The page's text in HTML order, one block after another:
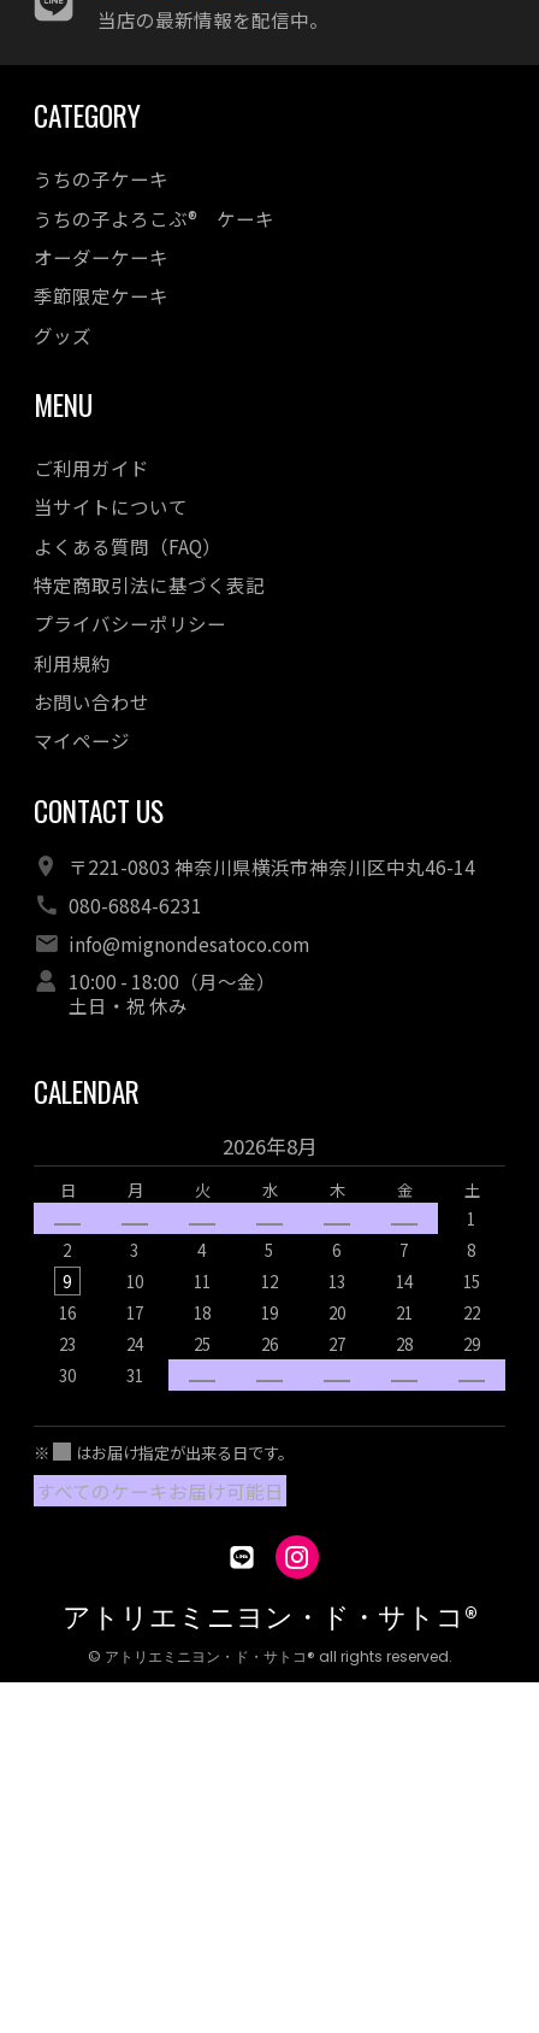
2023年10月
2023年09月
2023年08月
2023年06月
2023年05月
2023年04月
2023年03月
2023年02月
2022年12月
2022年10月
2022年08月
2022年07月
2022年06月
2022年05月
2022年04月
当店の最新情報を配信中。
CATEGORY
うちの子ケーキ
うちの子よろこぶ® ケーキ
オーダーケーキ
季節限定ケーキ
グッズ
MENU
ご利用ガイド
当サイトについて
よくある質問（FAQ）
特定商取引法に基づく表記
プライバシーポリシー
利用規約
お問い合わせ
マイページ
CONTACT US
〒221-0803 神奈川県横浜市神奈川区中丸46-14
080-6884-6231
info@mignondesatoco.com
10:00 - 18:00（月～金）
土日・祝 休み
CALENDAR
2026年8月
日 月 火 水 木 金
土
1
2
3 4 5 6 7
8
9
10 11 12 13 14
15
16
17 18 19 20 21
22
23
24 25 26 27 28
29
30
31
※ はお届け指定が出来る日です。
すべてのケーキお届け可能日
アトリエミニヨン・ド・サトコ®
© アトリエミニヨン・ド・サトコ® all rights reserved.